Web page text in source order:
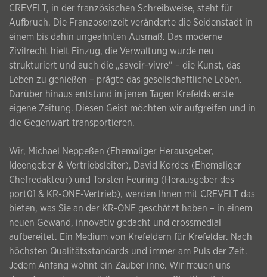
CREVELT, in der französischen Schreibweise, steht für
Aufbruch. Die Franzosenzeit veränderte die Seidenstadt in
einem bis dahin ungeahnten Ausmaß. Das moderne
Zivilrecht hielt Einzug, die Verwaltung wurde neu
strukturiert und auch die „savoir-vivre“ – die Kunst, das
Leben zu genießen – prägte das gesellschaftliche Leben.
Darüber hinaus entstand in jenen Tagen Krefelds erste
eigene Zeitung. Diesen Geist möchten wir aufgreifen und in
die Gegenwart transportieren.
Wir, Michael Neppeßen (Ehemaliger Herausgeber,
Ideengeber & Vertriebsleiter), David Kordes (Ehemaliger
Chefredakteur) und Torsten Feuring (Herausgeber des
port01 & KR-ONE-Vertrieb), werden Ihnen mit CREVELT das
bieten, was Sie an der KR-ONE geschätzt haben – in einem
neuen Gewand, innovativ gedacht und crossmedial
aufbereitet. Ein Medium von Krefeldern für Krefelder. Nach
höchsten Qualitätsstandards und immer am Puls der Zeit.
Jedem Anfang wohnt ein Zauber inne. Wir freuen uns